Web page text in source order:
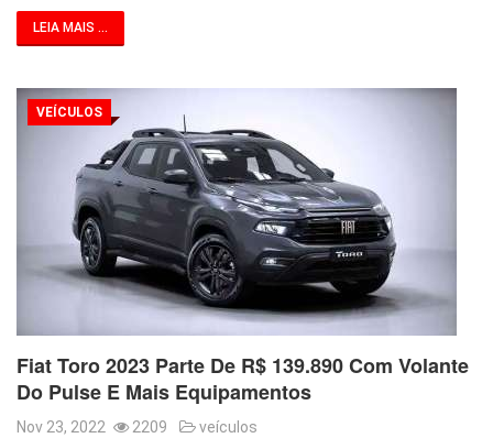
LEIA MAIS ...
VEÍCULOS
Fiat Toro 2023 Parte De R$ 139.890 Com Volante
Do Pulse E Mais Equipamentos
Nov 23, 2022 2209 veículos